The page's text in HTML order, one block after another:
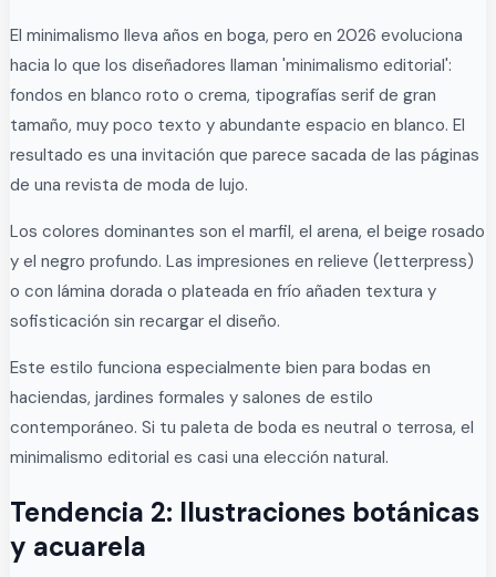
El minimalismo lleva años en boga, pero en 2026 evoluciona
hacia lo que los diseñadores llaman 'minimalismo editorial':
fondos en blanco roto o crema, tipografías serif de gran
tamaño, muy poco texto y abundante espacio en blanco. El
resultado es una invitación que parece sacada de las páginas
de una revista de moda de lujo.
Los colores dominantes son el marfil, el arena, el beige rosado
y el negro profundo. Las impresiones en relieve (letterpress)
o con lámina dorada o plateada en frío añaden textura y
sofisticación sin recargar el diseño.
Este estilo funciona especialmente bien para bodas en
haciendas, jardines formales y salones de estilo
contemporáneo. Si tu paleta de boda es neutral o terrosa, el
minimalismo editorial es casi una elección natural.
Tendencia 2: Ilustraciones botánicas
y acuarela